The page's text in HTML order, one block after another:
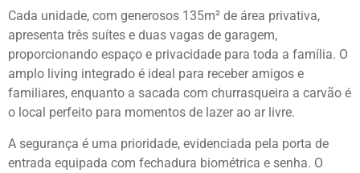
Cada unidade, com generosos 135m² de área privativa,
apresenta três suítes e duas vagas de garagem,
proporcionando espaço e privacidade para toda a família. O
amplo living integrado é ideal para receber amigos e
familiares, enquanto a sacada com churrasqueira a carvão é
o local perfeito para momentos de lazer ao ar livre.
A segurança é uma prioridade, evidenciada pela porta de
entrada equipada com fechadura biométrica e senha. O